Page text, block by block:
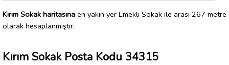
Kırım Sokak haritasına en yakın yer Emekli Sokak ile arası 267 metre
olarak hesaplanmıştır.
Kırım Sokak Posta Kodu 34315